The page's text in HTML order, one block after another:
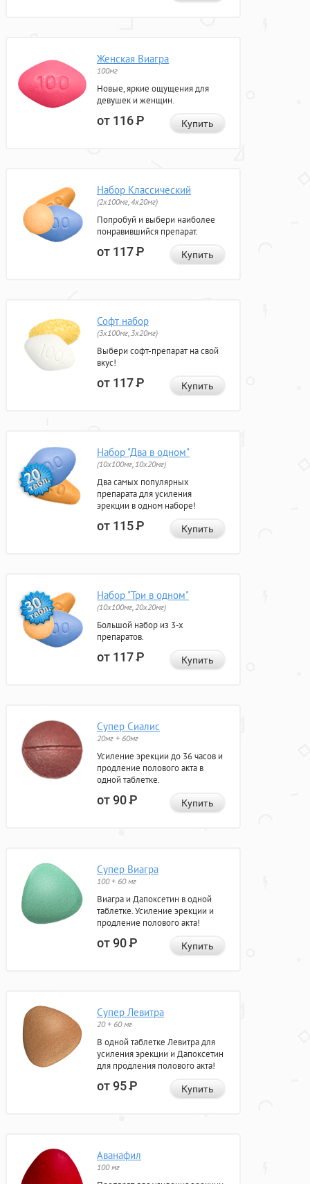
Женская Виагра
100мг
Новые, яркие ощущения для
девушек и женщин.
от 116Р Купить
Набор Классический
(2x100мг, 4x20мг)
Попробуй и выбери наиболее
понравившийся препарат.
от 117Р Купить
Софт набор
(3x100мг, 3x20мг)
Выбери софт-препарат на свой
вкус!
от 117Р Купить
Набор "Два в одном"
(10x100мг, 10x20мг)
Два самых популярных
препарата для усиления
эрекции в одном наборе!
от 115Р Купить
Набор "Три в одном"
(10x100мг, 20x20мг)
Большой набор из 3-х
препаратов.
от 117Р Купить
Супер Сиалис
20мг + 60мг
Усиление эрекции до 36 часов и
продление полового акта в
одной таблетке.
от 90Р Купить
Супер Виагра
100 + 60 мг
Виагра и Дапоксетин в одной
таблетке. Усиление эрекции и
продление полового акта!
от 90Р Купить
Супер Левитра
20 + 60 мг
В одной таблетке Левитра для
усиления эрекции и Дапоксетин
для продления полового акта!
от 95Р Купить
Аванафил
100 мг